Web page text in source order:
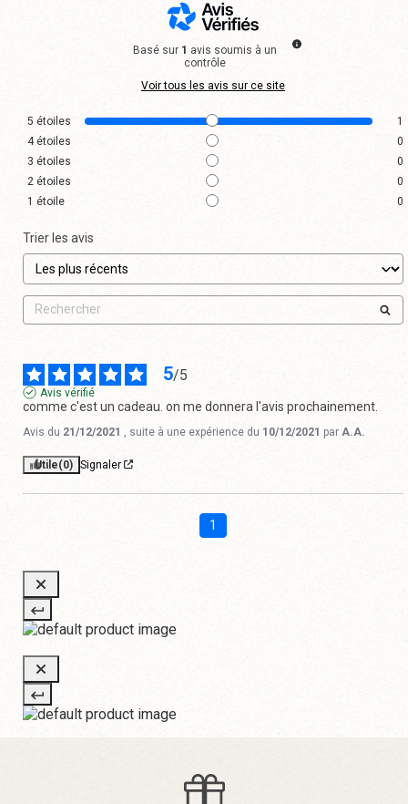
Basé sur 1 avis soumis à un
contrôle
Voir tous les avis sur ce site
5 étoiles
1
4 étoiles
0
3 étoiles
0
2 étoiles
0
1 étoile 0
Trier les avis
5/5
Avis vérifié
comme c'est un cadeau. on me donnera l'avis prochainement.
Avis du 21/12/2021 , suite à une expérience du 10/12/2021 par A.A.
Utile(0) Signaler
1